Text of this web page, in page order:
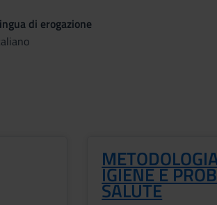
di erogazione
IGIENE E
SALUTE